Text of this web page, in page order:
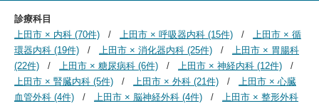
診療科目
上田市 × 内科 (70件)
上田市 × 呼吸器内科 (15件)
上田市 × 循
環器内科 (19件)
上田市 × 消化器内科 (25件)
上田市 × 胃腸科
(22件)
上田市 × 糖尿病科 (6件)
上田市 × 神経内科 (12件)
上田市 × 腎臓内科 (5件)
上田市 × 外科 (21件)
上田市 × 心臓
血管外科 (4件)
上田市 × 脳神経外科 (4件)
上田市 × 整形外科